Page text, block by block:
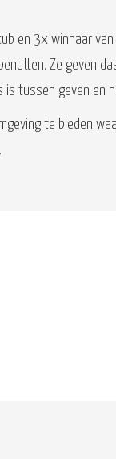
en 3x winnaar van
Ze geven
is tussen geven en
te bieden